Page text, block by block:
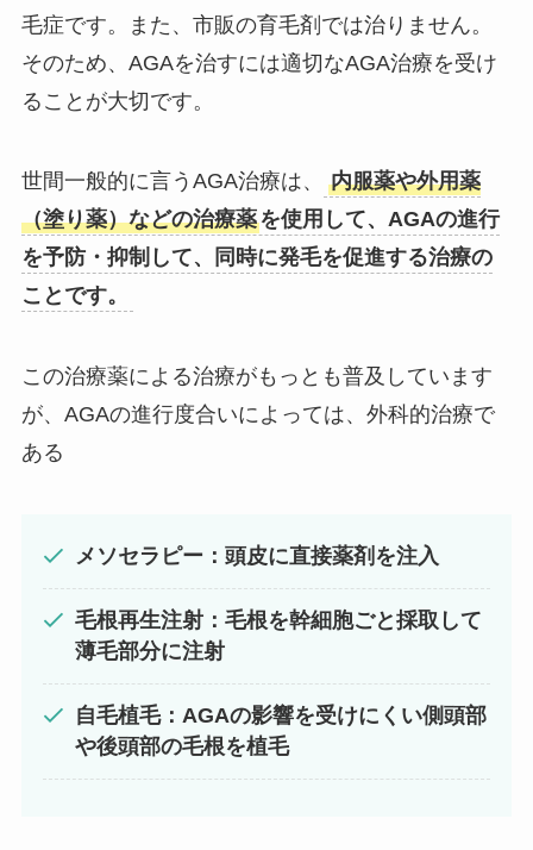
毛症です。また、市販の育毛剤では治りません。
そのため、AGAを治すには適切なAGA治療を受け
ることが大切です。
世間一般的に言うAGA治療は、
内服薬や外用薬
（塗り薬）などの治療薬を使用して、AGAの進行
を予防・抑制して、同時に発毛を促進する治療の
ことです。
この治療薬による治療がもっとも普及しています
が、AGAの進行度合いによっては、外科的治療で
ある
メソセラピー：頭皮に直接薬剤を注入
毛根再生注射：毛根を幹細胞ごと採取して
薄毛部分に注射
自毛植毛：AGAの影響を受けにくい側頭部
や後頭部の毛根を植毛